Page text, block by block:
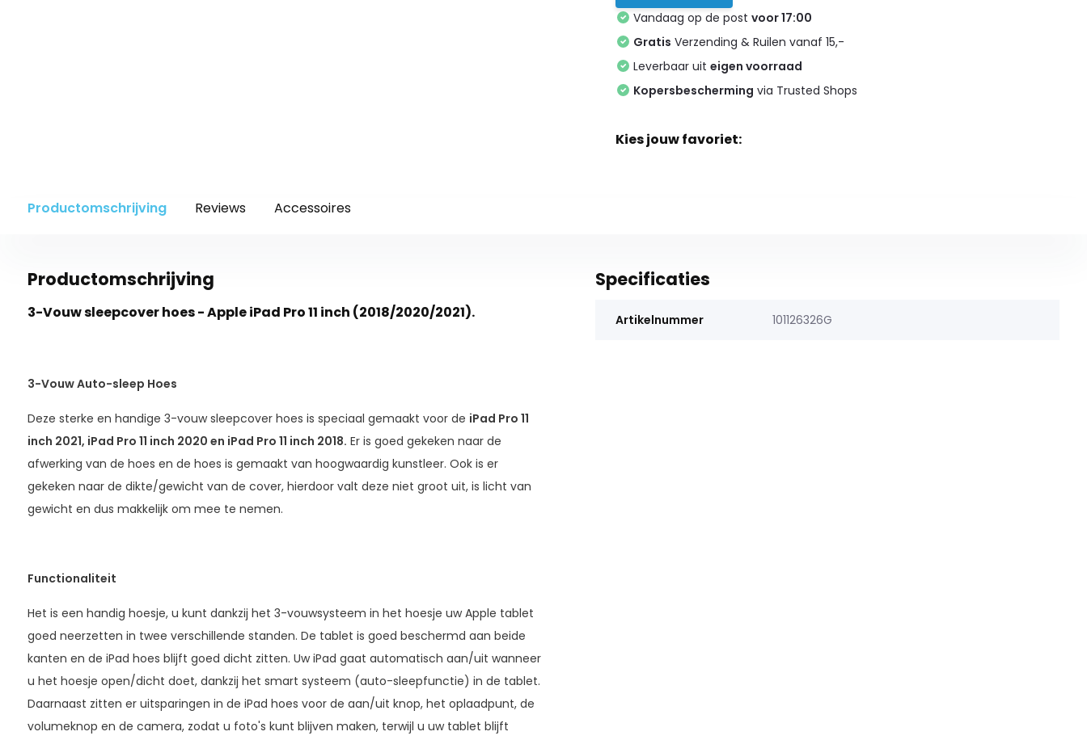
Vandaag op de postvoor 17:00
Gratis Verzending & Ruilen vanaf 15,-
Leverbaar uiteigen voorraad
Kopersbescherming via Trusted Shops
Kies jouw favoriet:
Productomschrijving Reviews Accessoires
Productomschrijving
3-Vouw sleepcover hoes - Apple iPad Pro 11 inch (2018/2020/2021).
3-Vouw Auto-sleep Hoes
Deze sterke en handige 3-vouw sleepcover hoes is speciaal gemaakt voor de iPad Pro 11
inch 2021, iPad Pro 11 inch 2020 en iPad Pro 11 inch 2018. Er is goed gekeken naar de
afwerking van de hoes en de hoes is gemaakt van hoogwaardig kunstleer. Ook is er
gekeken naar de dikte/gewicht van de cover, hierdoor valt deze niet groot uit, is licht van
gewicht en dus makkelijk om mee te nemen.
Functionaliteit
Het is een handig hoesje, u kunt dankzij het 3-vouwsysteem in het hoesje uw Apple tablet
goed neerzetten in twee verschillende standen. De tablet is goed beschermd aan beide
kanten en de iPad hoes blijft goed dicht zitten. Uw iPad gaat automatisch aan/uit wanneer
u het hoesje open/dicht doet, dankzij het smart systeem (auto-sleepfunctie) in de tablet.
Daarnaast zitten er uitsparingen in de iPad hoes voor de aan/uit knop, het oplaadpunt, de
volumeknop en de camera, zodat u foto's kunt blijven maken, terwijl u uw tablet blijft
Specificaties
Artikelnummer 101126326G